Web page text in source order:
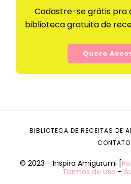
Cadastre-se grátis pra
biblioteca gratuita de
Quero
© 2023 - Inspira Amigurumi [
Termos de Uso -
BIBLIOTECA DE RECEITAS DE
CONTATO